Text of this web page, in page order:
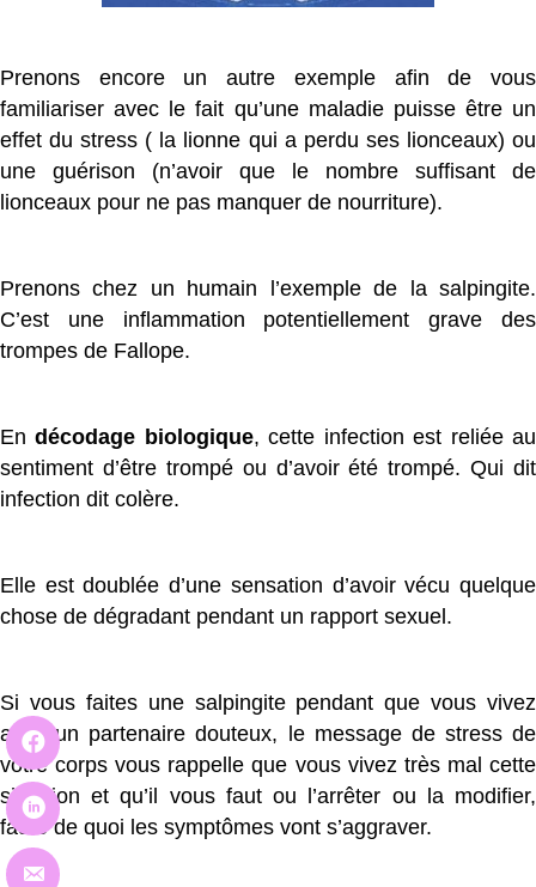
Prenons encore un autre exemple afin de vous
familiariser avec le fait qu’une maladie puisse être un
effet du stress ( la lionne qui a perdu ses lionceaux) ou
une guérison (n’avoir que le nombre suffisant de
lionceaux pour ne pas manquer de nourriture).
Prenons chez un humain l’exemple de la salpingite.
C’est une inflammation potentiellement grave des
trompes de Fallope.
Endécodage biologique, cette infection est reliée au
sentiment d’être trompé ou d’avoir été trompé. Qui dit
infection dit colère.
Elle est doublée d’une sensation d’avoir vécu quelque
chose de dégradant pendant un rapport sexuel.
Si vous faites une salpingite pendant que vous vivez
avec un partenaire douteux, le message de stress de
votre corps vous rappelle que vous vivez très mal cette
situation et qu’il vous faut ou l’arrêter ou la modifier,
faute de quoi les symptômes vont s’aggraver.